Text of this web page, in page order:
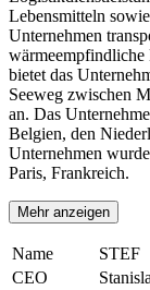
Lebensmitteln
Unternehmen
wärmeempfindliche
bietet das
Seeweg zwischen
an. Das
Belgien, den
Unternehmen
Paris, Frankreich.
Mehr anzeigen
Name
STEF
CEO